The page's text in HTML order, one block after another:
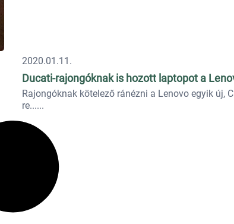
2020.01.11.
Ducati-rajongóknak is hozott laptopot a
Rajongóknak kötelező ránézni a Lenovo egyik új,
re...